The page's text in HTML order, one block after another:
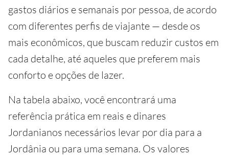
gastos diários e semanais por pessoa, de acordo
com diferentes perfis de viajante — desde os
mais econômicos, que buscam reduzir custos em
cada detalhe, até aqueles que preferem mais
conforto e opções de lazer.
Na tabela abaixo, você encontrará uma
referência prática em reais e dinares
Jordanianos necessários levar por dia para a
Jordânia ou para uma semana. Os valores